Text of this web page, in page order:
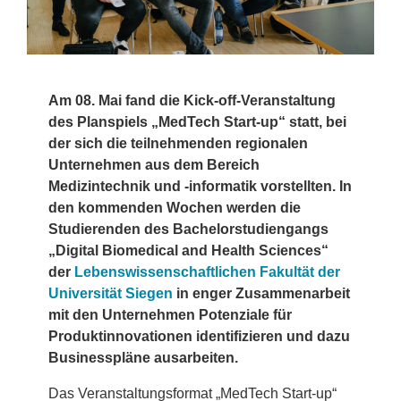
Am 08. Mai fand die Kick-off-Veranstaltung
des Planspiels „MedTech Start-up“ statt, bei
der sich die teilnehmenden regionalen
Unternehmen aus dem Bereich
Medizintechnik und -informatik vorstellten. In
den kommenden Wochen werden die
Studierenden des Bachelorstudiengangs
„Digital Biomedical and Health Sciences“
der Lebenswissenschaftlichen Fakultät der
Universität Siegen in enger Zusammenarbeit
mit den Unternehmen Potenziale für
Produktinnovationen identifizieren und dazu
Businesspläne ausarbeiten.
Das Veranstaltungsformat „MedTech Start-up“